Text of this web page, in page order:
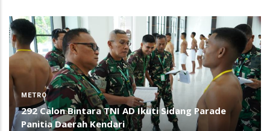
METRO
292 Calon Bintara TNI AD Ikuti Sidang Parade
Panitia Daerah Kendari